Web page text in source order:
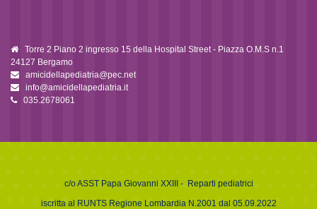
Torre 2 Piano 2 ingresso 15 della Hospital Street - Piazza O.M.S n.1
24127 Bergamo
amicidellapediatria@pec.net
info@amicidellapediatria.it
035.2678061
c/oASST Papa Giovanni XXIII - Reparti pediatrici
iscritta al RUNTS Regione Lombardia N.2001 dal 05.09.2022